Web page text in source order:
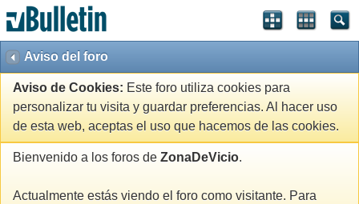
Aviso del foro
Aviso de Cookies: Este foro utiliza cookies para
personalizar tu visita y guardar preferencias. Al hacer uso
de esta web, aceptas el uso que hacemos de las cookies.
Bienvenido a los foros de ZonaDeVicio.
Actualmente estás viendo el foro como visitante. Para